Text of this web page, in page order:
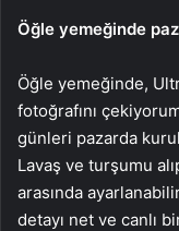
Öğle yemeğinde
Öğle yemeğinde,
fotoğrafını
günleri pazarda
Lavaş ve turşumu
arasında
detayı net ve canlı